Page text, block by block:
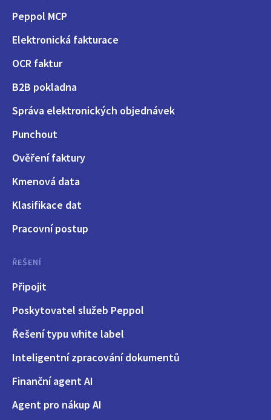
Peppol MCP
Elektronická fakturace
OCR faktur
B2B pokladna
Správa elektronických objednávek
Punchout
Ověření faktury
Kmenová data
Klasifikace dat
Pracovní postup
ŘEŠENÍ
Připojit
Poskytovatel služeb Peppol
Řešení typu white label
Inteligentní zpracování dokumentů
Finanční agent AI
Agent pro nákup AI